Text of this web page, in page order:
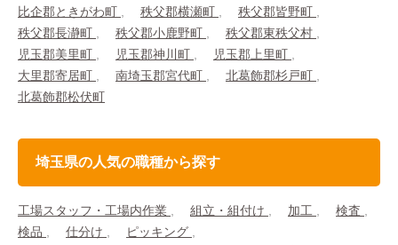
比企郡ときがわ町
秩父郡横瀬町
秩父郡皆野町
秩父郡長瀞町
秩父郡小鹿野町
秩父郡東秩父村
児玉郡美里町
児玉郡神川町
児玉郡上里町
大里郡寄居町
南埼玉郡宮代町
北葛飾郡杉戸町
北葛飾郡松伏町
埼玉県の人気の職種から探す
工場スタッフ・工場内作業 組立・組付け 加工
検査
検品
仕分け
ピッキング